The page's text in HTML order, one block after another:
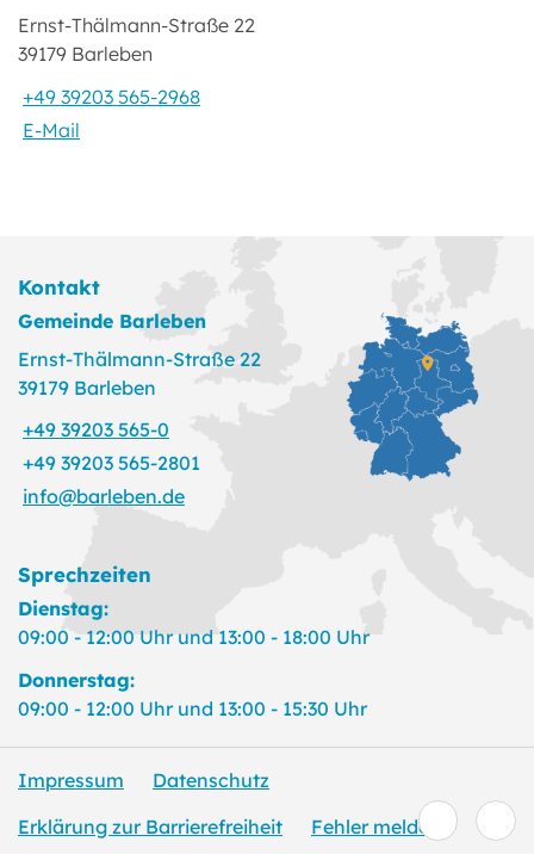
Ernst-Thälmann-Straße 22
39179 Barleben
+49 39203 565-2968
E-Mail
Kontakt
Gemeinde Barleben
Ernst-Thälmann-Straße 22
39179 Barleben
+49 39203 565-0
+49 39203 565-2801
info@barleben.de
Sprechzeiten
Dienstag:
09:00 - 12:00 Uhr und 13:00 - 18:00 Uhr
Donnerstag:
09:00 - 12:00 Uhr und 13:00 - 15:30 Uhr
Impressum
Datenschutz
Erklärung zur Barrierefreiheit
Fehler melden